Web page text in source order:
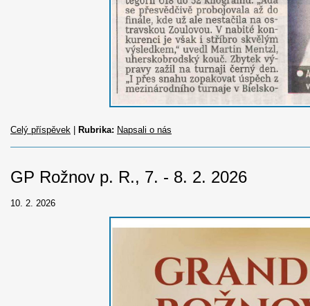
Celý příspěvek | Rubrika: Napsali o nás
GP Rožnov p. R., 7. - 8. 2. 2026
10. 2. 2026